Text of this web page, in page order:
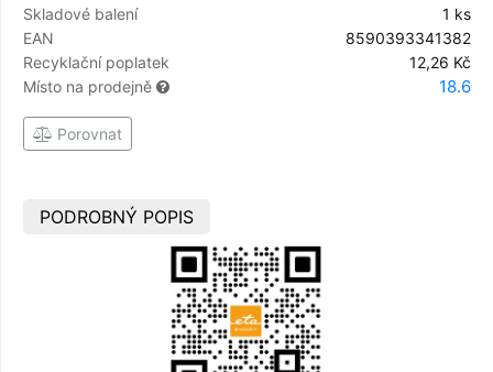
Skladové balení
1 ks
EAN
8590393341382
Recyklační poplatek
12,26 Kč
Místo na prodejně
18.6
Porovnat
PODROBNÝ POPIS